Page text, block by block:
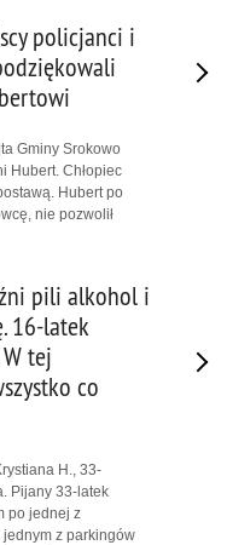
policjanci i
Gminy Srokowo
Hubert. Chłopiec
Hubert po
nie pozwolił
pili alkohol i
16-latek
tej
co
H., 33-
Pijany 33-latek
po jednej z
z parkingów